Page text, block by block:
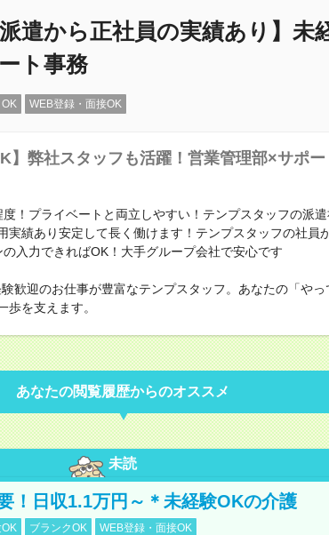
遣から正社員の実績あり】未
ト事務
WEB登録・面接OK
】弊社スタッフも活躍！営業管理部×サポ
！プライベートと両立しやすい！テンプスタッフの派
績あり安定して長く働けます！テンプスタッフの社員
入力できればOK！大手グループ会社で安心です
歓迎のお仕事が豊富なテンプスタッフ。あなたの「やっ
歩を支えます。
あなたの閲覧履歴からのオススメ
未読
！日収1.1万円～＊未経験OKの介護
ブランクOK WEB登録・面接OK